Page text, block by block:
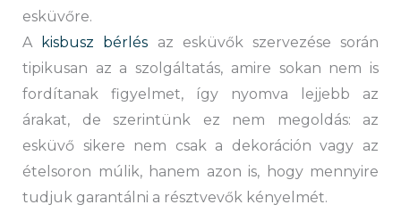
esküvőre.
A
kisbusz bérlés az esküvők szervezése során
tipikusan az a szolgáltatás, amire sokan nem is
fordítanak figyelmet, így nyomva lejjebb az
árakat, de szerintünk ez nem megoldás: az
esküvő sikere nem csak a dekoráción vagy az
ételsoron múlik, hanem azon is, hogy mennyire
tudjuk garantálni a résztvevők kényelmét.